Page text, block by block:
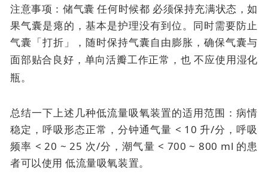
注意事项：储气囊任何时候都 必须保持充满状态，如
果气囊是瘪的，基本是护理没有到位。同时需要防止
气囊「打折」，随时保持气囊自由膨胀，确保气囊与
面部贴合良好，单向活瓣工作正常，也不应使用湿化
瓶。
总结一下上述几种低流量吸氧装置的适用范围：病情
稳定，呼吸形态正常，分钟通气量 < 10 升/分，呼吸
频率 < 20 ~ 25 次/分，潮气量 < 700 ~ 800 ml 的患
者可以使用低流量吸氧装置。